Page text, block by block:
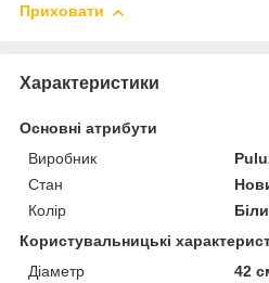
Приховати
Характеристики
Основні атрибути
Виробник
Стан
Колір
Користувальницькі
Діаметр
42